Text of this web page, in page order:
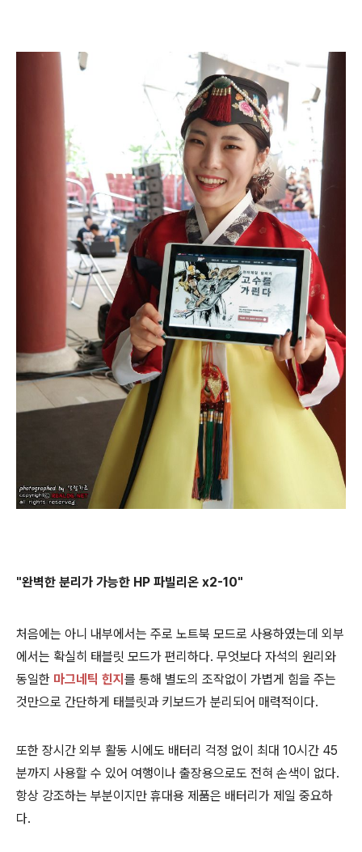
"완벽한 분리가 가능한 HP 파빌리온 x2-10"
처음에는 아니 내부에서는 주로 노트북 모드로 사용하였는데 외부
에서는 확실히 태블릿 모드가 편리하다. 무엇보다 자석의 원리와
동일한 마그네틱 힌지 를 통해 별도의 조작없이 가볍게 힘을 주는
것만으로 간단하게 태블릿과 키보드가 분리되어 매력적이다.
또한 장시간 외부 활동 시에도 배터리 걱정 없이 최대 10시간 45
분까지 사용할 수 있어 여행이나 출장용으로도 전혀 손색이 없다.
항상 강조하는 부분이지만 휴대용 제품은 배터리가 제일 중요하
다.